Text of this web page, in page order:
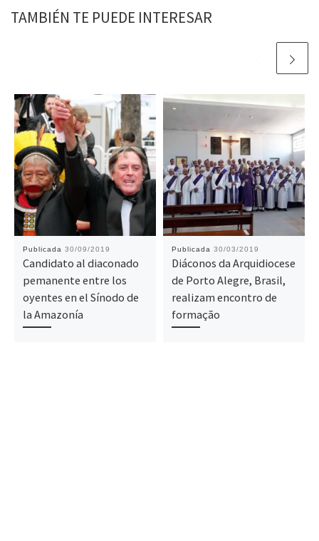
TAMBIÉN TE PUEDE INTERESAR
Publicada 30/09/2019
Candidato al diaconado
pemanente entre los
oyentes en el Sínodo de
la Amazonía
Publicada 30/03/2019
Diáconos da Arquidiocese
de Porto Alegre, Brasil,
realizam encontro de
formação